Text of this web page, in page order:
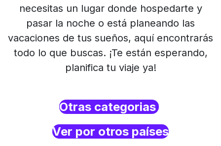
necesitas un lugar donde hospedarte y
pasar la noche o está planeando las
vacaciones de tus sueños, aquí encontrarás
todo lo que buscas. ¡Te están esperando,
planifica tu viaje ya!
Otras categorias
Ver por otros países